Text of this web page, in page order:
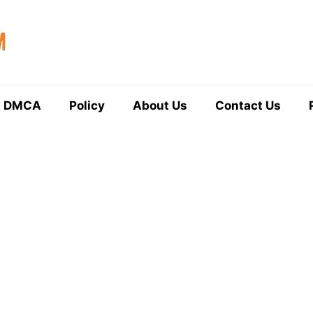
DMCA Policy About Us Contact Us